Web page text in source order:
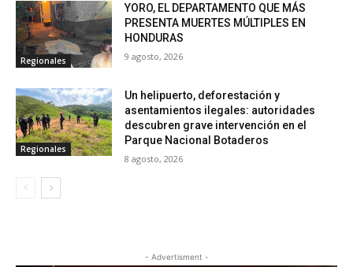
Regionales
YORO, EL DEPARTAMENTO QUE MÁS
PRESENTA MUERTES MÚLTIPLES EN
HONDURAS
9 agosto, 2026
Regionales
Un helipuerto, deforestación y
asentamientos ilegales: autoridades
descubren grave intervención en el
Parque Nacional Botaderos
8 agosto, 2026
- Advertisment -